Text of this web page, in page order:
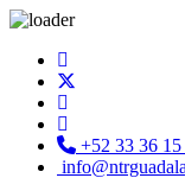
+52 33 36